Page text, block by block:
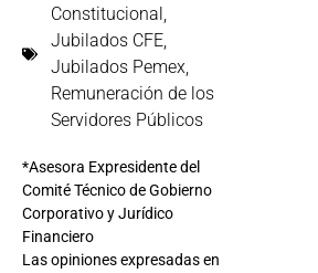
Constitucional ,
Jubilados CFE,
Jubilados Pemex,
Remuneración de los
Servidores Públicos
*Asesora Expresidente del
Comité Técnico de Gobierno
Corporativo y Jurídico
Financiero
Las opiniones expresadas en